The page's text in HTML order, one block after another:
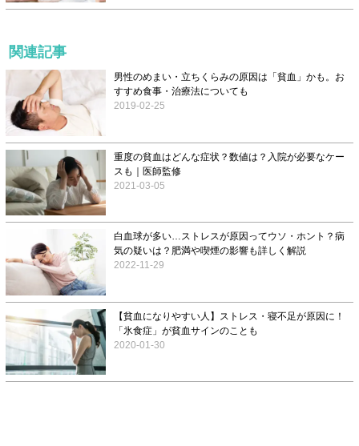
関連記事
男性のめまい・立ちくらみの原因は「貧血」かも。お
すすめ食事・治療法についても
2019-02-25
重度の貧血はどんな症状？数値は？入院が必要なケー
スも｜医師監修
2021-03-05
白血球が多い…ストレスが原因ってウソ・ホント？病
気の疑いは？肥満や喫煙の影響も詳しく解説
2022-11-29
【貧血になりやすい人】ストレス・寝不足が原因に！
「氷食症」が貧血サインのことも
2020-01-30